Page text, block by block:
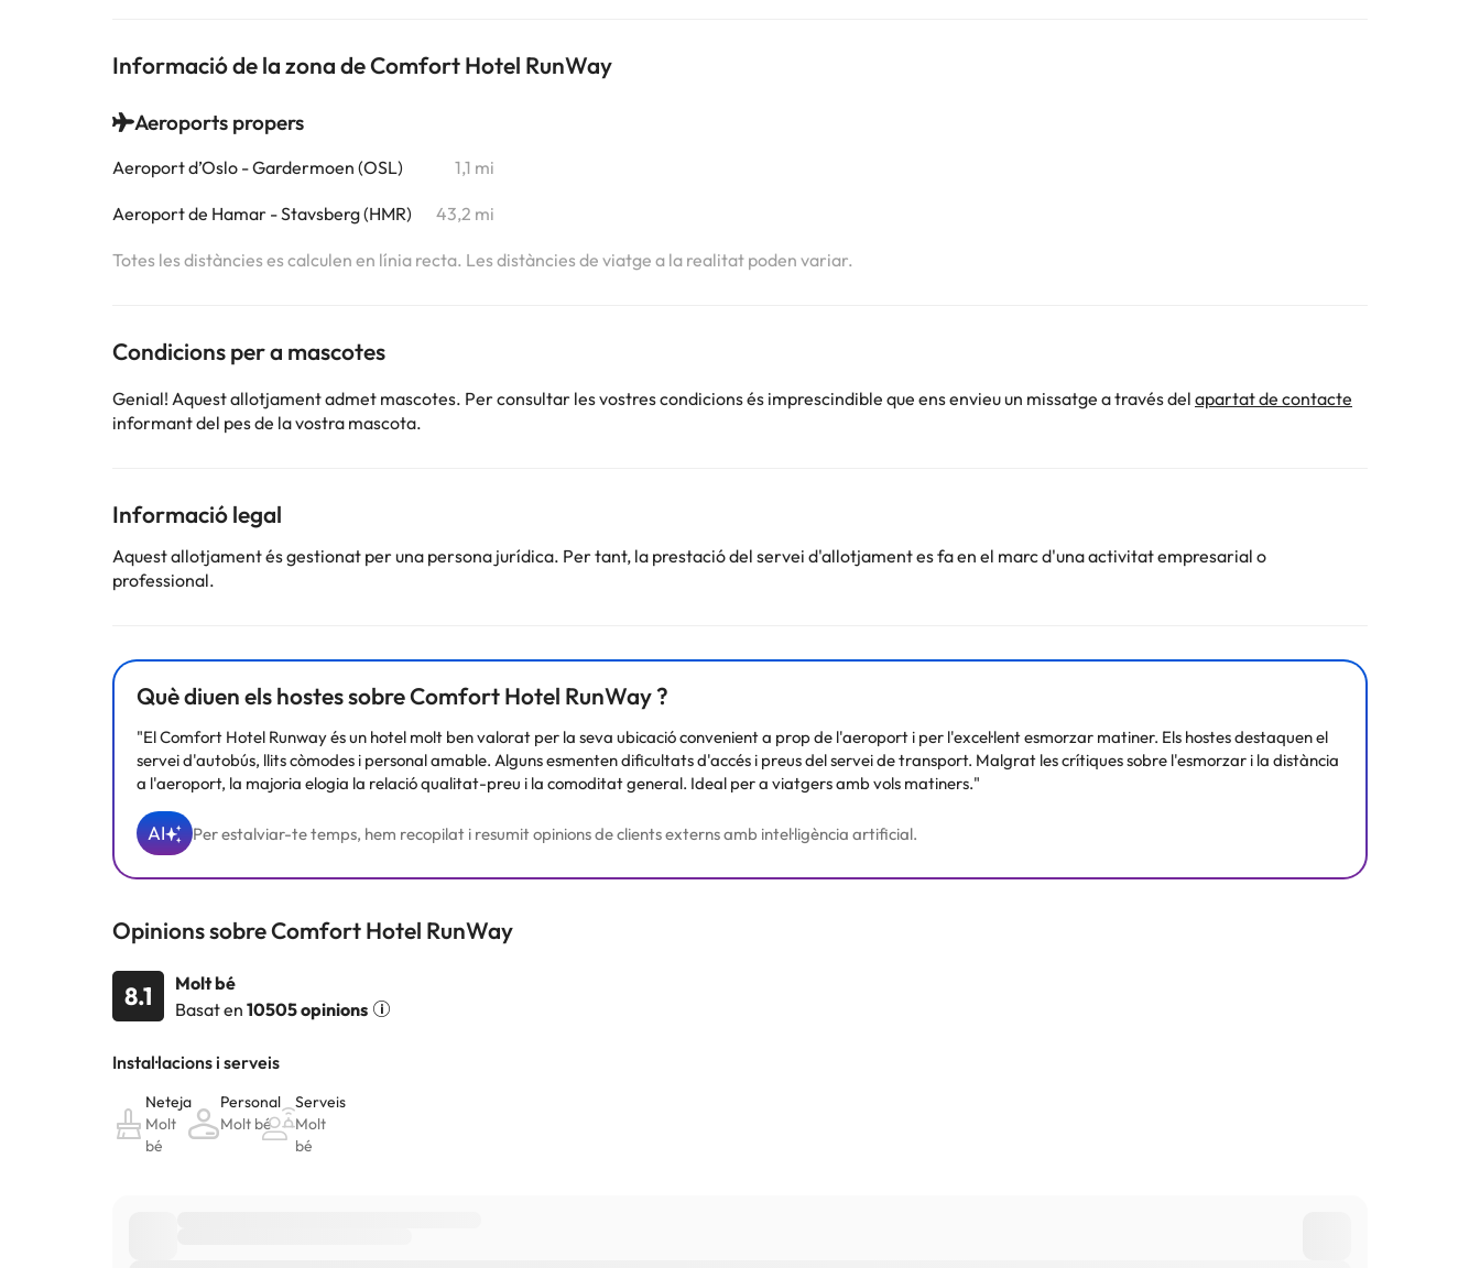
Informació de la zona de Comfort Hotel RunWay
Aeroports propers
Aeroport d’Oslo - Gardermoen (OSL) 1,1 mi
Aeroport de Hamar - Stavsberg (HMR) 43,2 mi
Totes les distàncies es calculen en línia recta. Les distàncies de viatge a la realitat poden variar.
Condicions per a mascotes
Genial! Aquest allotjament admet mascotes. Per consultar les vostres condicions és imprescindible que ens envieu un missatge a través del apartat de contacte
informant del pes de la vostra mascota.
Informació legal
Aquest allotjament és gestionat per una persona jurídica. Per tant, la prestació del servei d'allotjament es fa en el marc d'una activitat empresarial o
professional.
Què diuen els hostes sobre Comfort Hotel RunWay ?
"El Comfort Hotel Runway és un hotel molt ben valorat per la seva ubicació convenient a prop de l'aeroport i per l'excel·lent esmorzar matiner. Els hostes destaquen el
servei d'autobús, llits còmodes i personal amable. Alguns esmenten dificultats d'accés i preus del servei de transport. Malgrat les crítiques sobre l'esmorzar i la distància
a l'aeroport, la majoria elogia la relació qualitat-preu i la comoditat general. Ideal per a viatgers amb vols matiners."
AI Per estalviar-te temps, hem recopilat i resumit opinions de clients externs amb intel·ligència artificial.
Opinions sobre Comfort Hotel RunWay
8.1
Molt bé
Basat en 10505 opinions